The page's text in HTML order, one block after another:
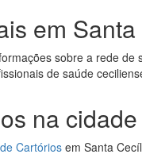
em
sobre a rede de
de saúde
na
Cartórios em Santa